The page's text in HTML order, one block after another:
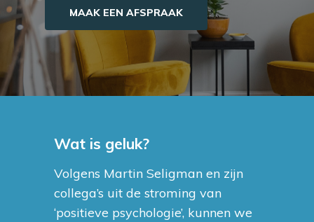
MAAK EEN AFSPRAAK
Wat is geluk?
Volgens Martin Seligman en zijn
collega’s uit de stroming van
‘positieve psychologie’, kunnen we